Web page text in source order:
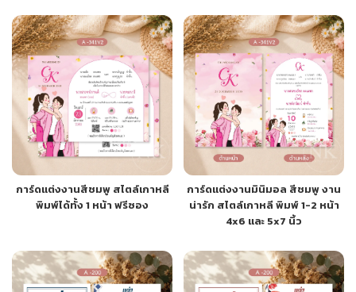
รีวิว
เกี่ยวกับเรา
บทความ
การ์ดแต่งงานสีชมพู สไตล์เกาหลี
พิมพ์ได้ทั้ง 1 หน้า ฟรีซอง
การ์ดแต่งงานมินิมอล สีชมพู งาน
น่ารัก สไตล์เกาหลี พิมพ์ 1-2 หน้า
4x6 และ 5x7 นิ้ว